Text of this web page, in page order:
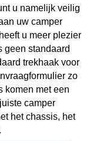
u namelijk veilig
uw camper
u meer plezier
geen standaard
trekhaak voor
zo
komen met een
camper
het chassis, het